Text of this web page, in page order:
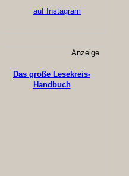
auf Instagram
Anzeige
Das große Lesekreis-
Handbuch